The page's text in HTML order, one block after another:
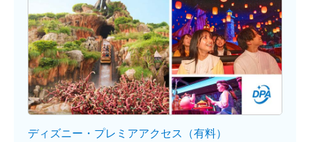
ディズニー・プレミアアクセス（有料）